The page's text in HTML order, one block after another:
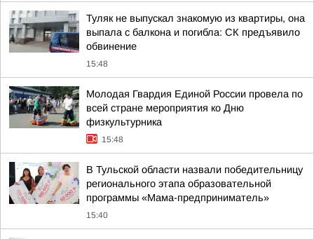
Туляк не выпускал знакомую из квартиры, она
выпала с балкона и погибла: СК предъявило
обвинение
15:48
Молодая Гвардия Единой России провела по
всей стране мероприятия ко Дню
физкультурника
15:48
В Тульской области назвали победительницу
регионального этапа образовательной
программы «Мама-предприниматель»
15:40